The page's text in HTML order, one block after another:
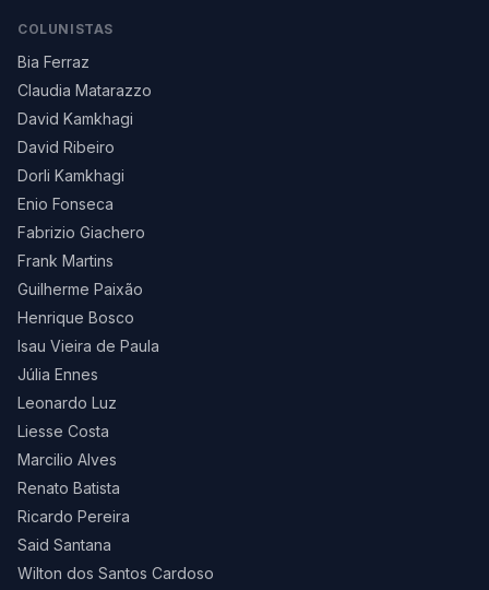
COLUNISTAS
Bia Ferraz
Claudia Matarazzo
David Kamkhagi
David Ribeiro
Dorli Kamkhagi
Enio Fonseca
Fabrizio Giachero
Frank Martins
Guilherme Paixão
Henrique Bosco
Isau Vieira de Paula
Júlia Ennes
Leonardo Luz
Liesse Costa
Marcilio Alves
Renato Batista
Ricardo Pereira
Said Santana
Wilton dos Santos Cardoso